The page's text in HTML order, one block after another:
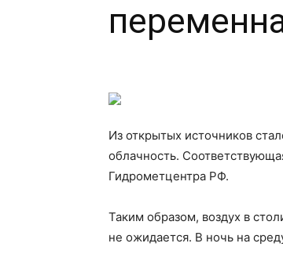
Из открытых источников
облачность.
Гидрометцентра РФ.
Таким образом, воздух в
не ожидается. В ночь на